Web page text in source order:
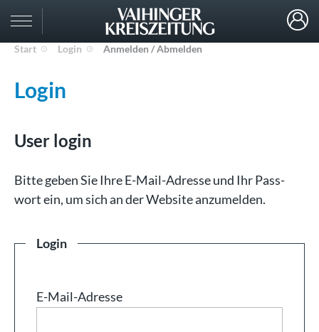
Start Login Anmelden / Abmelden
Login
User login
Bit­te ge­ben Sie Ih­re E-Mail-Adresse und Ihr Pass­
wort ein, um sich an der Web­site an­zu­mel­den.
Login
E-Mail-Adresse